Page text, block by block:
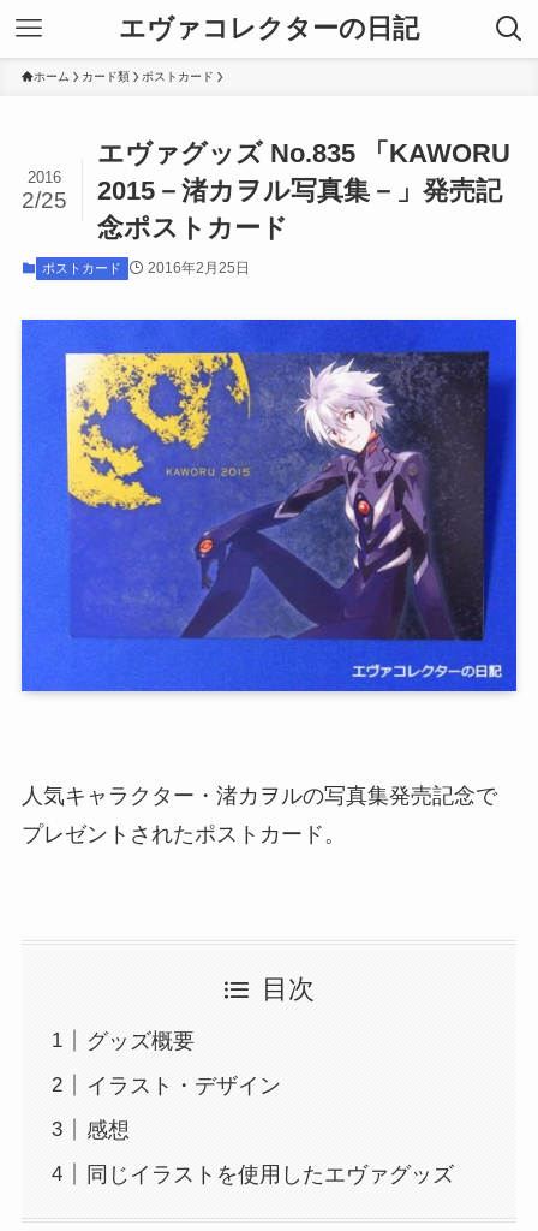
エヴァコレクターの日記
ホーム カード類 ポストカード
エヴァグッズ No.835 「KAWORU
2015－渚カヲル写真集－」発売記
念ポストカード
2016
2/25
ポストカード 2016年2月25日
人気キャラクター・渚カヲルの写真集発売記念で
プレゼントされたポストカード。
目次
グッズ概要
イラスト・デザイン
感想
同じイラストを使用したエヴァグッズ